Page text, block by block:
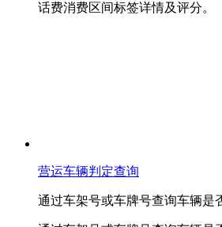
话费消费区间标签详情及评分。
营运车辆判定查询
通过车架号或车牌号查询车辆是